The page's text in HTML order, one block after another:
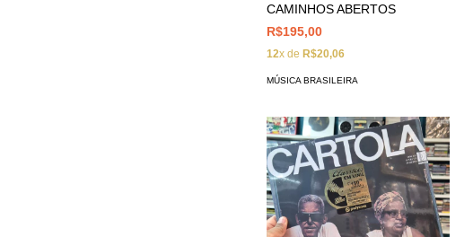
CAMINHOS ABERTOS
R$195,00
12x de R$20,06
MÚSICA BRASILEIRA